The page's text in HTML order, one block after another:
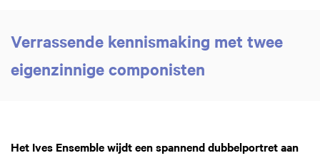
Verrassende kennismaking met twee
eigenzinnige componisten
Het Ives Ensemble wijdt een spannend dubbelportret aan